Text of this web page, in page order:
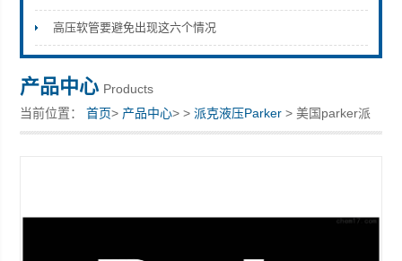
上海康驿实业有限公司
高压软管要避免出现这六个情况
产品中心 Products
当前位置：首页> 产品中心> >派克液压Parker > 美国parker派
克全新气动阀AB18-T4-FL00现货